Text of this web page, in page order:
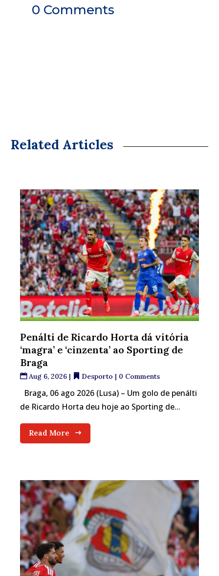
0 Comments
Related Articles
Penálti de Ricardo Horta dá vitória
‘magra’ e ‘cinzenta’ ao Sporting de
Braga
Aug 6, 2026 | Desporto | 0 Comments
Braga, 06 ago 2026 (Lusa) – Um golo de penálti
de Ricardo Horta deu hoje ao Sporting de...
Read More